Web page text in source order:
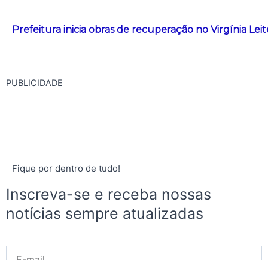
Prefeitura inicia obras de recuperação no Virgínia
PUBLICIDADE
Fique por dentro de tudo!
Inscreva-se e receba nossas
notícias sempre atualizadas